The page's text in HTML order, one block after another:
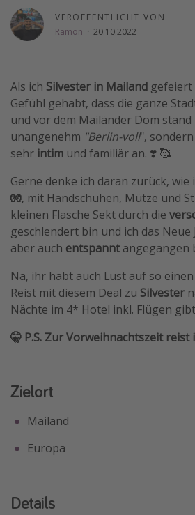
Gruppenreisen
Hotels in Hamburg
Weitere Themen
Reise Journal
Rundreisen in Thailand
Bahnreisen in der Schweiz
Reisepassfreie Reiseziele
Travel Know How
Silvesterreisen
Last Minute Urlaub Mallorca
Last Minute Urlaub Deutschland
VERÖFFENTLICHT VON
Ramon · 20.10.2022
Als ich Silvester in Mailand gefeiert
Gefühl gehabt, dass die ganze
und vor dem Mailänder Dom
unangenehm "Berlin-voll",
sehr intim und familiär an. ❣️ 🥰
Gerne denke ich daran zurück, wie
🧤, mit Handschuhen, Mütze und
kleinen Flasche Sekt durch die
geschlendert bin und ich das Neue
aber auch entspanntangegangen
Na, ihr habt auch Lust auf so
Reist mit diesem Deal zu Silvester
Nächte im 4* Hotel inkl. Flügen
🤫 P.S. Zur Vorweihnachtszeit
Zielort
Mailand
Europa
Details